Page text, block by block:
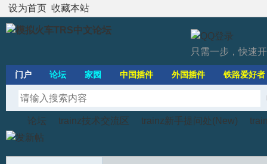
设为首页 收藏本站
只需一步，快速
门户 论坛 家园 中国插件 外国插件 铁路爱好者
论坛 trainz技术交流区 trainz新手提问处(New)